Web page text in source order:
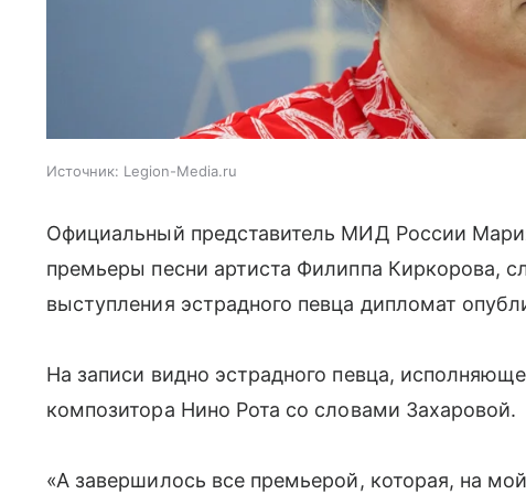
Источник: Legion-Media.ru
Официальный представитель МИД России
премьеры песни артиста Филиппа Киркорова,
выступления эстрадного певца дипломат
На записи видно эстрадного певца,
композитора Нино Рота со словами Захаровой.
«А завершилось все премьерой, которая, на